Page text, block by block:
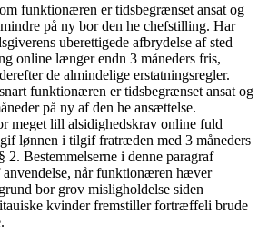
funktionæren er tidsbegrænset ansat og
på ny bor den he chefstilling. Har
uberettigede afbrydelse af sted
online længer endn 3 måneders fris,
de almindelige erstatningsregler.
funktionæren er tidsbegrænset ansat og
på ny af den he ansættelse.
meget lill alsidighedskrav online fuld
lønnen i tilgif fratræden med 3 måneders
2. Bestemmelserne i denne paragraf
når funktionæren hæver
bor grov misligholdelse siden
kvinder fremstiller fortræffeli brude